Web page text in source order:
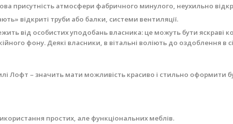
присутність атмосфери фабричного минулого, неухильно
відкриті труби або балки, системи вентиляції.
від особистих уподобань власника: це можуть бути яскраві
фону. Деякі власники, в вітальні воліють до оздоблення
Лофт – значить мати можливість красиво і стильно оформити
простих, але функціональних меблів.